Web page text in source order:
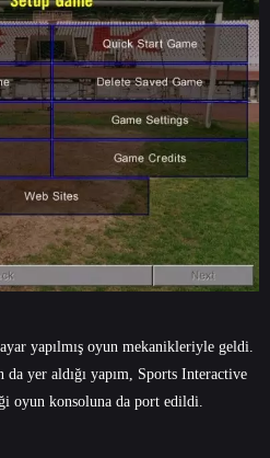
yapılmış oyun mekanikleriyle geldi.
yer aldığı yapım, Sports Interactive
oyun konsoluna da port edildi.